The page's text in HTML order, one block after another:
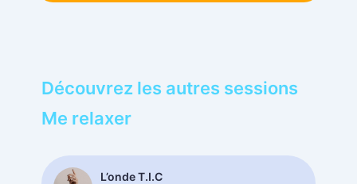
Découvrez les autres sessions
Me relaxer
L’onde T.I.C